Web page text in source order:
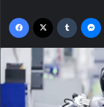
Facebook Tumblr